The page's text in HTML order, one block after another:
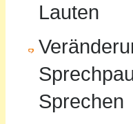
Lauten
Sprechen